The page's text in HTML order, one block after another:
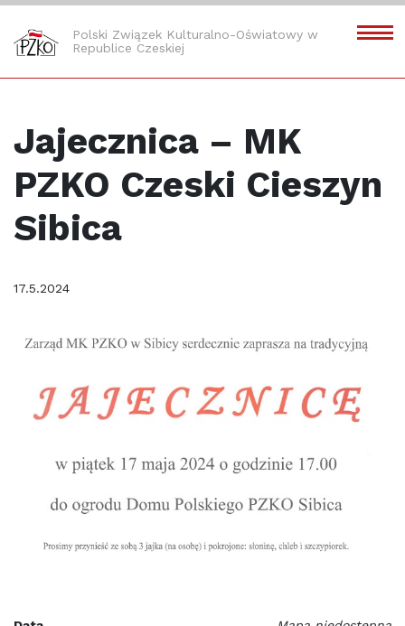
Polski Związek Kulturalno-Oświatowy w
Republice Czeskiej
Jajecznica – MK
PZKO Czeski Cieszyn
Sibica
17.5.2024